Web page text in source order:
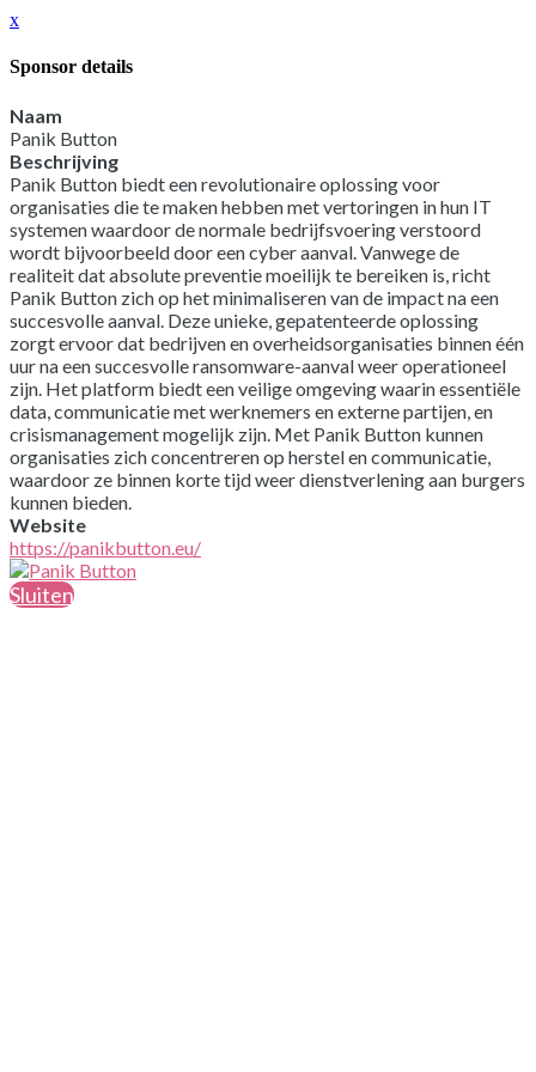
x
Sponsor details
Naam
Panik Button
Beschrijving
Panik Button biedt een revolutionaire oplossing voor
organisaties die te maken hebben met vertoringen in hun IT
systemen waardoor de normale bedrijfsvoering verstoord
wordt bijvoorbeeld door een cyber aanval. Vanwege de
realiteit dat absolute preventie moeilijk te bereiken is, richt
Panik Button zich op het minimaliseren van de impact na een
succesvolle aanval. Deze unieke, gepatenteerde oplossing
zorgt ervoor dat bedrijven en overheidsorganisaties binnen één
uur na een succesvolle ransomware-aanval weer operationeel
zijn. Het platform biedt een veilige omgeving waarin essentiële
data, communicatie met werknemers en externe partijen, en
crisismanagement mogelijk zijn. Met Panik Button kunnen
organisaties zich concentreren op herstel en communicatie,
waardoor ze binnen korte tijd weer dienstverlening aan burgers
kunnen bieden.
Website
https://panikbutton.eu/
Sluiten